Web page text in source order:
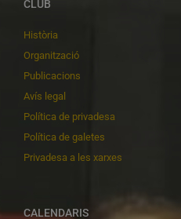
CLUB
Història
Organització
Publicacions
Avís legal
Política de privadesa
Política de galetes
Privadesa a les xarxes
CALENDARIS